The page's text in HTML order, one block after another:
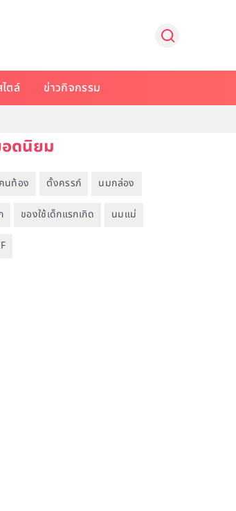
ตล์ ข่าวกิจกรรม
อดนิยม
คนท้อง ตั้งครรภ์ นมกล่อง
ของใช้เด็กแรกเกิด นมแม่